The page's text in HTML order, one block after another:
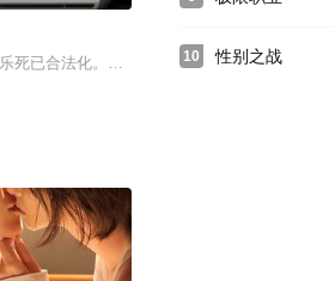
爱情经历完全为零。
能？附近从来没海。是别个空间吧？没有奇形
死已合法化。一个男人要开车穿越大半个美
10 性别之战